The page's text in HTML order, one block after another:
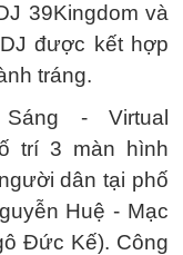
39Kingdom và
được kết hợp
tráng.
- Virtual
trí 3 màn hình
dân tại phố
Huệ - Mạc
Đức Kế). Công